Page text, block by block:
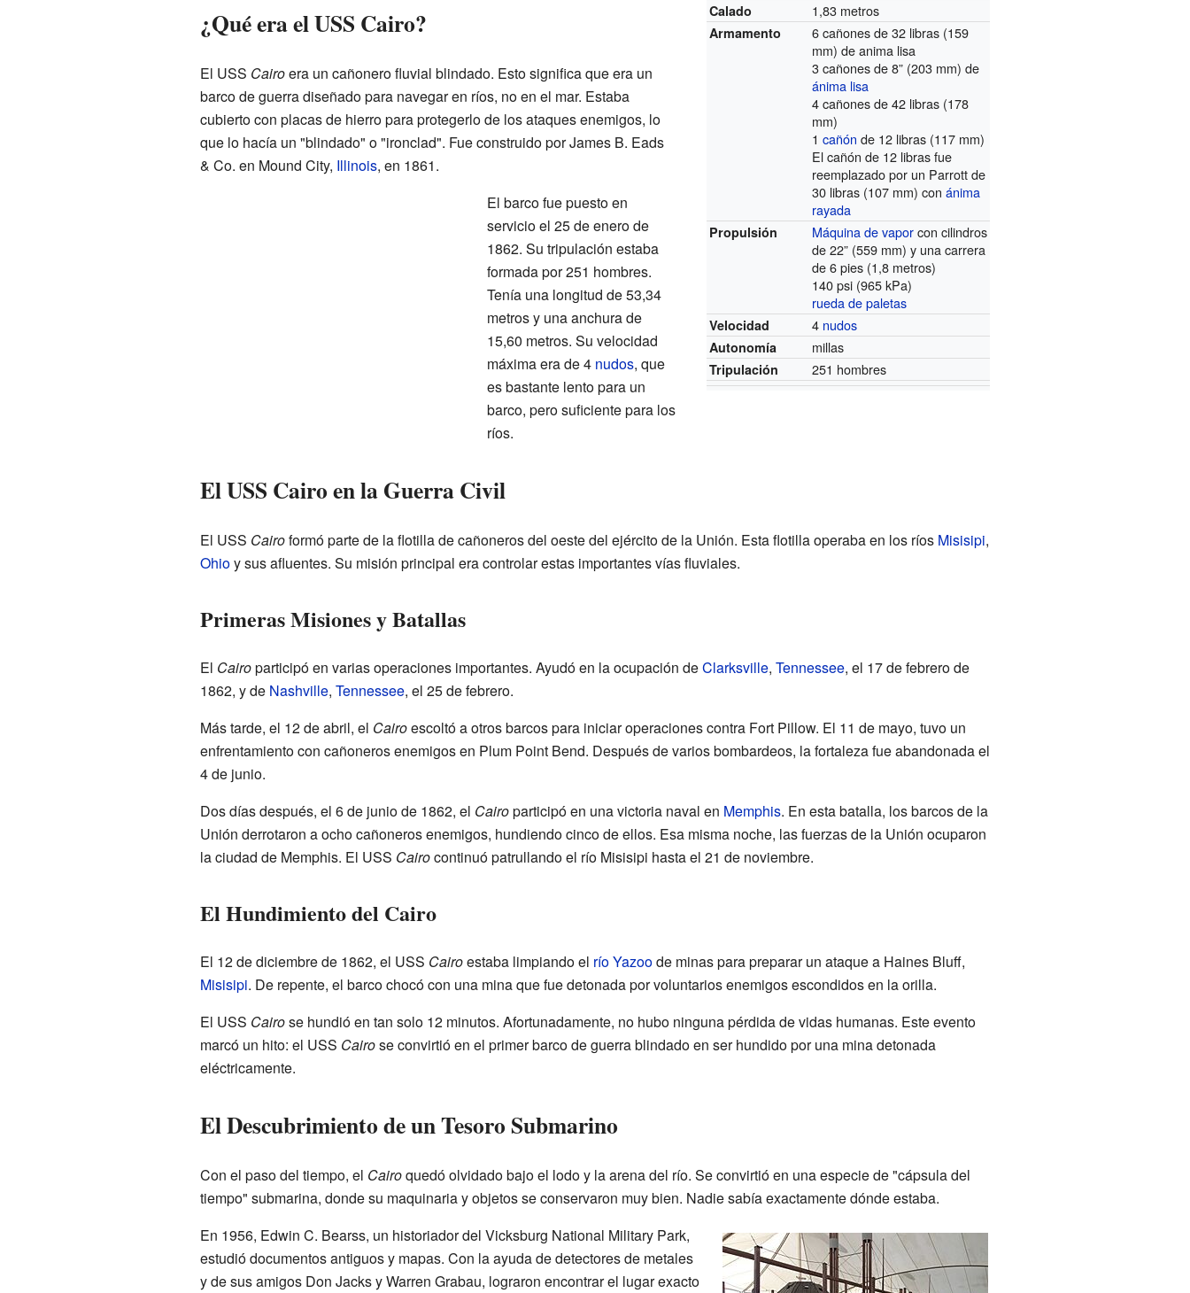
Calado 1,83 metros
Armamento
6 cañones de 32 libras (159
mm) de anima lisa
3 cañones de 8” (203 mm) de
ánima lisa
4 cañones de 42 libras (178
mm)
1cañón de 12 libras (117 mm)
El cañón de 12 libras fue
reemplazado por un Parrott de
30 libras (107 mm) conánima
rayada
Propulsión Máquina de vaporcon cilindros
de 22” (559 mm) y una carrera
de 6 pies (1,8 metros)
140 psi (965 kPa)
rueda de paletas
Velocidad 4 nudos
Autonomía millas
Tripulación 251 hombres
¿Qué era el USS Cairo?
El USS Cairoera un cañonero fluvial blindado. Esto significa que era un
barco de guerra diseñado para navegar en ríos, no en el mar. Estaba
cubierto con placas de hierro para protegerlo de los ataques enemigos, lo
que lo hacía un "blindado" o "ironclad". Fue construido por James B. Eads
& Co. en Mound City, Illinois, en 1861.
El barco fue puesto en
servicio el 25 de enero de
1862. Su tripulación estaba
formada por 251 hombres.
Tenía una longitud de 53,34
metros y una anchura de
15,60 metros. Su velocidad
máxima era de 4 nudos, que
es bastante lento para un
barco, pero suficiente para los
ríos.
El USS Cairo en la Guerra Civil
El USS Cairoformó parte de la flotilla de cañoneros del oeste del ejército de la Unión. Esta flotilla operaba en los ríos Misisipi,
Ohioy sus afluentes. Su misión principal era controlar estas importantes vías fluviales.
Primeras Misiones y Batallas
El Cairoparticipó en varias operaciones importantes. Ayudó en la ocupación deClarksville, Tennessee, el 17 de febrero de
1862, y de Nashville, Tennessee, el 25 de febrero.
Más tarde, el 12 de abril, el Cairoescoltó a otros barcos para iniciar operaciones contra Fort Pillow. El 11 de mayo, tuvo un
enfrentamiento con cañoneros enemigos en Plum Point Bend. Después de varios bombardeos, la fortaleza fue abandonada el
4 de junio.
Dos días después, el 6 de junio de 1862, el Cairoparticipó en una victoria naval en Memphis. En esta batalla, los barcos de la
Unión derrotaron a ocho cañoneros enemigos, hundiendo cinco de ellos. Esa misma noche, las fuerzas de la Unión ocuparon
la ciudad de Memphis. El USS Cairocontinuó patrullando el río Misisipi hasta el 21 de noviembre.
El Hundimiento del Cairo
El 12 de diciembre de 1862, el USS Cairoestaba limpiando el río Yazoode minas para preparar un ataque a Haines Bluff,
Misisipi. De repente, el barco chocó con una mina que fue detonada por voluntarios enemigos escondidos en la orilla.
El USS Cairose hundió en tan solo 12 minutos. Afortunadamente, no hubo ninguna pérdida de vidas humanas. Este evento
marcó un hito: el USS Cairose convirtió en el primer barco de guerra blindado en ser hundido por una mina detonada
eléctricamente.
El Descubrimiento de un Tesoro Submarino
Con el paso del tiempo, el Cairoquedó olvidado bajo el lodo y la arena del río. Se convirtió en una especie de "cápsula del
tiempo" submarina, donde su maquinaria y objetos se conservaron muy bien. Nadie sabía exactamente dónde estaba.
En 1956, Edwin C. Bearss, un historiador del Vicksburg National Military Park,
estudió documentos antiguos y mapas. Con la ayuda de detectores de metales
y de sus amigos Don Jacks y Warren Grabau, lograron encontrar el lugar exacto